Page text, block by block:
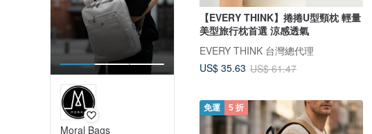
Moral Bags
【EVERY THINK】捲捲U型頸枕 輕量
美型旅行枕首選 涼感透氣
EVERY THINK 台灣總代理
US$ 35.63 US$ 61.47
免運 5 折